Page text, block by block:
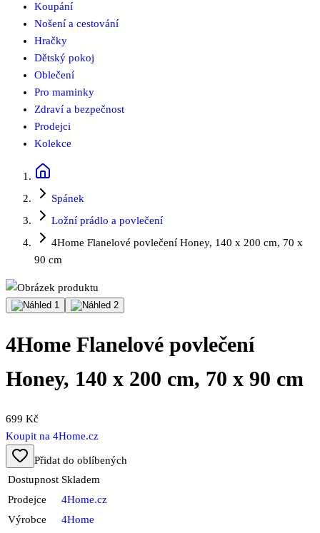
Koupání
Nošení a cestování
Hračky
Dětský pokoj
Oblečení
Pro maminky
Zdraví a bezpečnost
Prodejci
Kolekce
Spánek
Ložní prádlo a povlečení
4Home Flanelové povlečení Honey, 140 x 200 cm, 70 x
90 cm
4Home Flanelové povlečení
Honey, 140 x 200 cm, 70 x 90 cm
699 Kč
Koupit na 4Home.cz
Přidat do oblíbených
Dostupnost Skladem
Prodejce
4Home.cz
Výrobce
4Home